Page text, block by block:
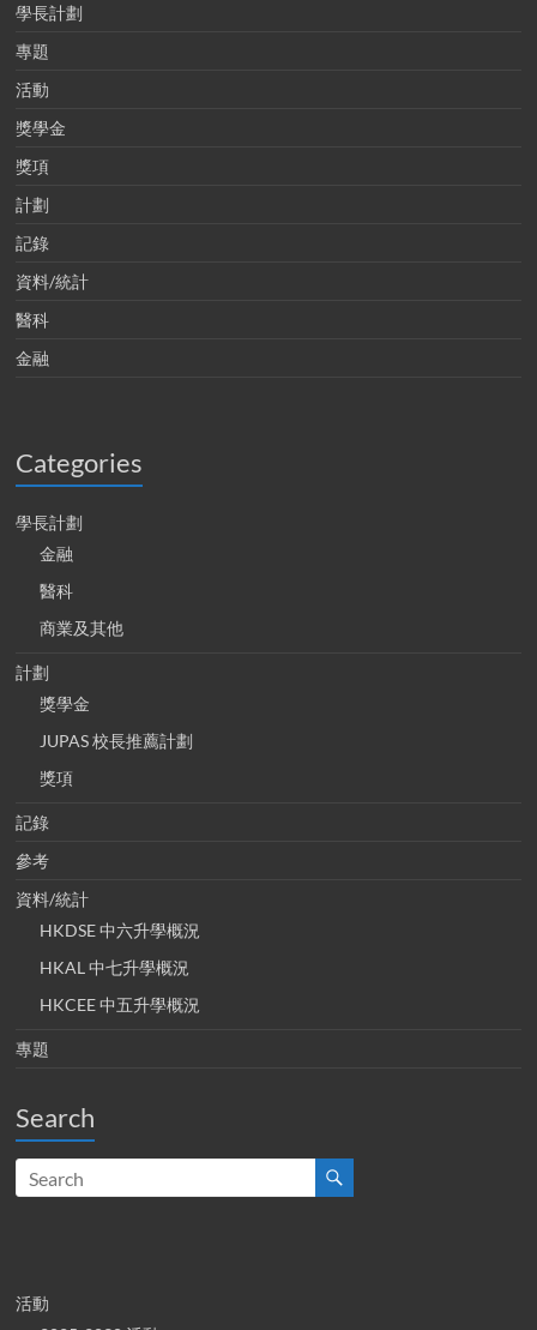
學長計劃
專題
活動
獎學金
獎項
計劃
記錄
資料/統計
醫科
金融
Categories
學長計劃
金融
醫科
商業及其他
計劃
獎學金
JUPAS 校長推薦計劃
獎項
記錄
參考
資料/統計
HKDSE 中六升學概況
HKAL 中七升學概況
HKCEE 中五升學概況
專題
Search
活動